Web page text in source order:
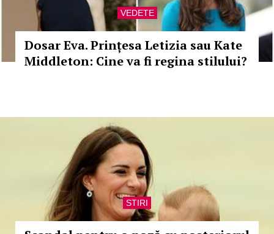
VEDETE
Dosar Eva. Prințesa Letizia sau Kate
Middleton: Cine va fi regina stilului?
STIRI